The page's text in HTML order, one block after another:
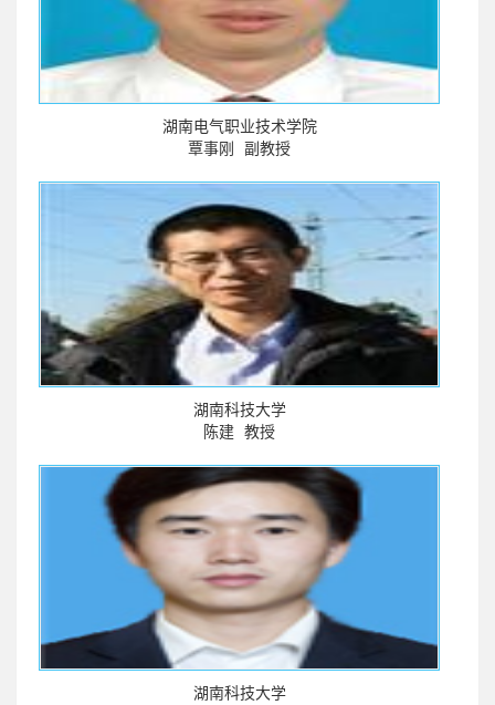
湖南电气职业技术学院
覃事刚
副教授
湖南科技大学
陈建 教授
湖南科技大学